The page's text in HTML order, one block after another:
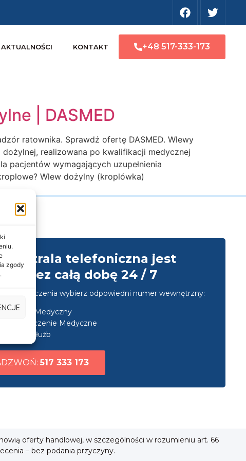
zgody
AKTUALNOŚCI KONTAKT +48 517-333-173
| DASMED
ratownika. Sprawdź ofertę DASMED. Wlewy
realizowana po kwalifikacji medycznej
pacjentów wymagających uzupełnienia
Wlew dożylny (kroplówka)
centrala telefoniczna jest
przez całą dobę 24 / 7
połączenia wybierz odpowiedni numer wewnętrzny:
Medyczny
Zabezpieczenie Medyczne
służb
517 333 173
oferty handlowej, w szczególności w rozumieniu art. 66
– bez podania przyczyny.